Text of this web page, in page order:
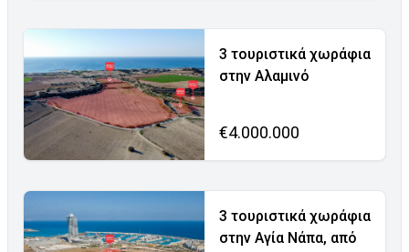
3 τουριστικά χωράφια
στην Αλαμινό
€4.000.000
3 τουριστικά χωράφια
στην Αγία Νάπα, από